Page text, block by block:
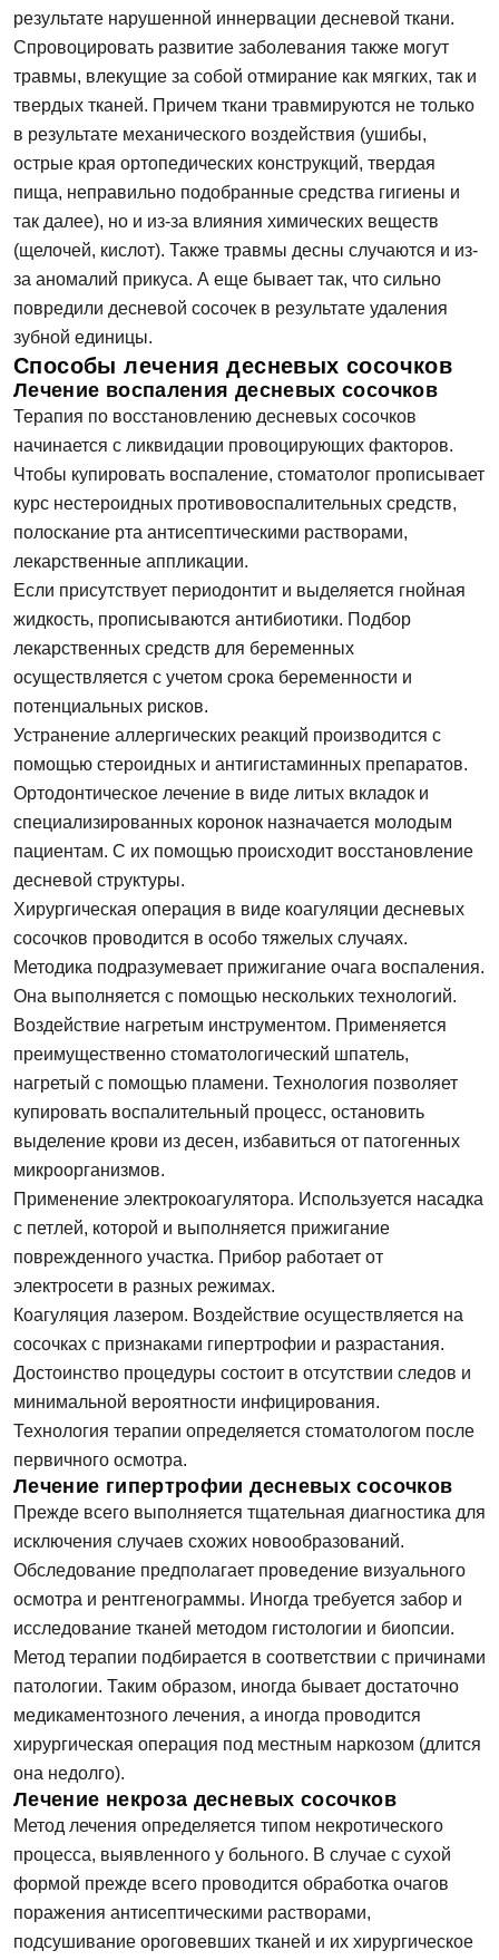
результате нарушенной иннервации десневой ткани.
Спровоцировать развитие заболевания также могут
травмы, влекущие за собой отмирание как мягких, так и
твердых тканей. Причем ткани травмируются не только
в результате механического воздействия (ушибы,
острые края ортопедических конструкций, твердая
пища, неправильно подобранные средства гигиены и
так далее), но и из-за влияния химических веществ
(щелочей, кислот). Также травмы десны случаются и из-
за аномалий прикуса. А еще бывает так, что сильно
повредили десневой сосочек в результате удаления
зубной единицы.
Способы лечения десневых сосочков
Лечение воспаления десневых сосочков
Терапия по восстановлению десневых сосочков
начинается с ликвидации провоцирующих факторов.
Чтобы купировать воспаление, стоматолог прописывает
курс нестероидных противовоспалительных средств,
полоскание рта антисептическими растворами,
лекарственные аппликации.
Если присутствует периодонтит и выделяется гнойная
жидкость, прописываются антибиотики. Подбор
лекарственных средств для беременных
осуществляется с учетом срока беременности и
потенциальных рисков.
Устранение аллергических реакций производится с
помощью стероидных и антигистаминных препаратов.
Ортодонтическое лечение в виде литых вкладок и
специализированных коронок назначается молодым
пациентам. С их помощью происходит восстановление
десневой структуры.
Хирургическая операция в виде коагуляции десневых
сосочков проводится в особо тяжелых случаях.
Методика подразумевает прижигание очага воспаления.
Она выполняется с помощью нескольких технологий.
Воздействие нагретым инструментом. Применяется
преимущественно стоматологический шпатель,
нагретый с помощью пламени. Технология позволяет
купировать воспалительный процесс, остановить
выделение крови из десен, избавиться от патогенных
микроорганизмов.
Применение электрокоагулятора. Используется насадка
с петлей, которой и выполняется прижигание
поврежденного участка. Прибор работает от
электросети в разных режимах.
Коагуляция лазером. Воздействие осуществляется на
сосочках с признаками гипертрофии и разрастания.
Достоинство процедуры состоит в отсутствии следов и
минимальной вероятности инфицирования.
Технология терапии определяется стоматологом после
первичного осмотра.
Лечение гипертрофии десневых сосочков
Прежде всего выполняется тщательная диагностика для
исключения случаев схожих новообразований.
Обследование предполагает проведение визуального
осмотра и рентгенограммы. Иногда требуется забор и
исследование тканей методом гистологии и биопсии.
Метод терапии подбирается в соответствии с причинами
патологии. Таким образом, иногда бывает достаточно
медикаментозного лечения, а иногда проводится
хирургическая операция под местным наркозом (длится
она недолго).
Лечение некроза десневых сосочков
Метод лечения определяется типом некротического
процесса, выявленного у больного. В случае с сухой
формой прежде всего проводится обработка очагов
поражения антисептическими растворами,
подсушивание ороговевших тканей и их хирургическое
Запись на прием
Телефон
данных
ФИО
Телефон
E-mail
Сообщение
Согласен на
данных
Отправить
Заявка отправлена!
Мы свяжемся с вами в ближайшее время
ОК